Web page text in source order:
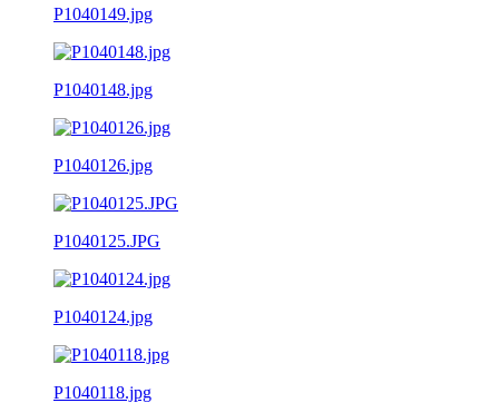
P1040149.jpg
P1040148.jpg
P1040126.jpg
P1040125.JPG
P1040124.jpg
P1040118.jpg